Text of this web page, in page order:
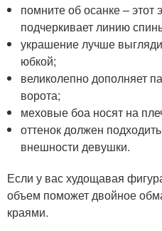
помните об осанке – этот
подчеркивает линию
украшение лучше
юбкой;
великолепно дополняет
ворота;
меховые боа носят на
оттенок должен
внешности девушки.
Если у вас худощавая
объем поможет двойное
краями.